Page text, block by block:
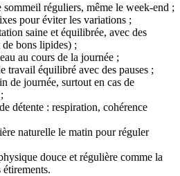
sommeil réguliers, même le week-end ;
pour éviter les variations ;
saine et équilibrée, avec des
bons lipides) ;
au cours de la journée ;
travail équilibré avec des pauses ;
de journée, surtout en cas de
détente : respiration, cohérence
naturelle le matin pour réguler
douce et régulière comme la